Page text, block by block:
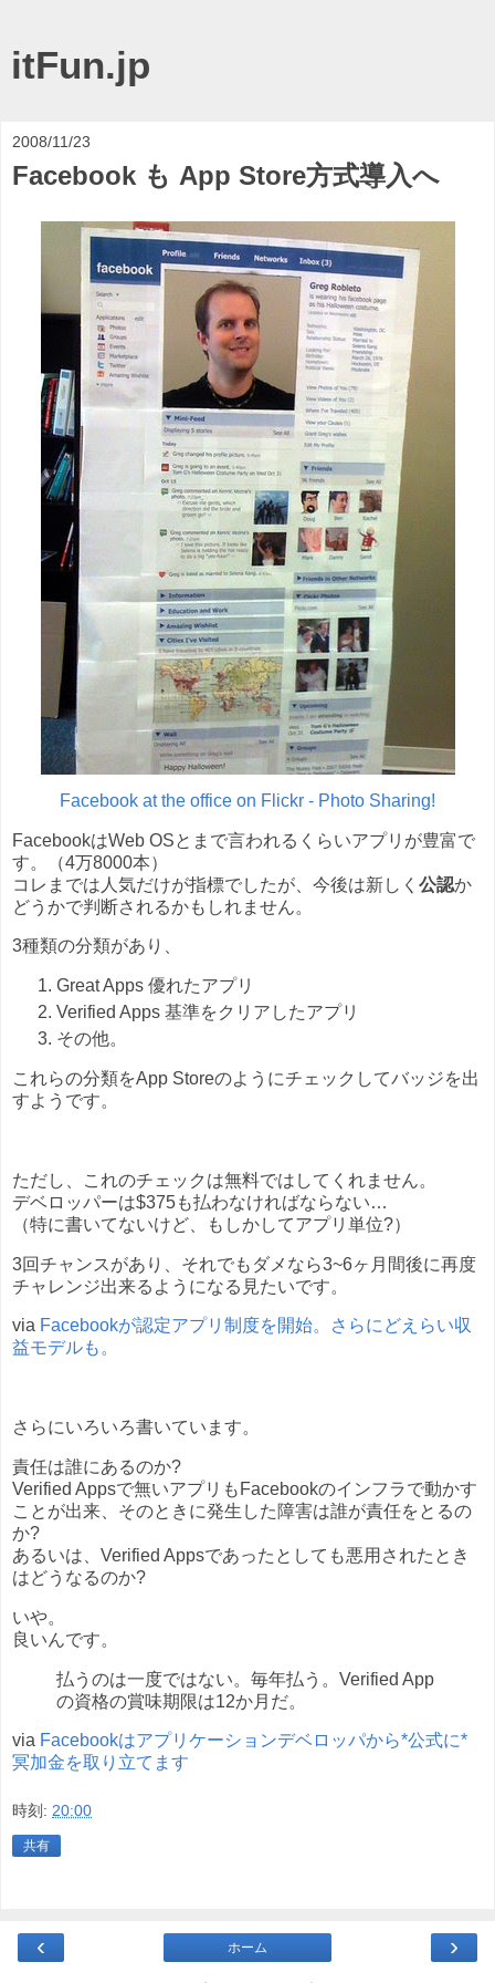
itFun.jp
2008/11/23
Facebook も App Store方式導入へ
Facebook at the office on Flickr - Photo Sharing!
FacebookはWeb OSとまで言われるくらいアプリが豊富で
す。（4万8000本）
コレまでは人気だけが指標でしたが、今後は新しく 公認か
どうかで判断されるかもしれません。
3種類の分類があり、
Great Apps 優れたアプリ
Verified Apps 基準をクリアしたアプリ
その他。
これらの分類をApp Storeのようにチェックしてバッジを出
すようです。
ただし、これのチェックは無料ではしてくれません。
デベロッパーは$375も払わなければならない…
（特に書いてないけど、もしかしてアプリ単位?）
3回チャンスがあり、それでもダメなら3~6ヶ月間後に再度
チャレンジ出来るようになる見たいです。
via Facebookが認定アプリ制度を開始。さらにどえらい収
益モデルも。
さらにいろいろ書いています。
責任は誰にあるのか?
Verified Appsで無いアプリもFacebookのインフラで動かす
ことが出来、そのときに発生した障害は誰が責任をとるの
か?
あるいは、Verified Appsであったとしても悪用されたとき
はどうなるのか?
いや。
良いんです。
払うのは一度ではない。毎年払う。Verified App
の資格の賞味期限は12か月だ。
via Facebookはアプリケーションデベロッパから*公式に*
冥加金を取り立てます
時刻: 20:00
共有
‹ ›
ホーム